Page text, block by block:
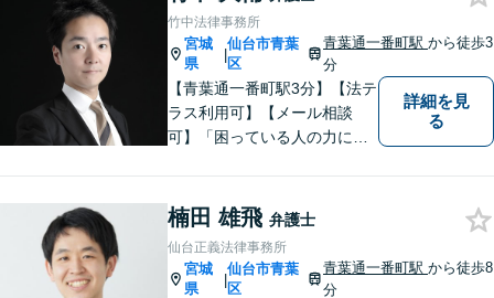
通事故／離婚問題／相続問題
／など】
竹中法律事務所
宮城
県
|
仙台市青葉
区
青葉通一番町駅から徒歩3
分
【青葉通一番町駅3分】【法テ
ラス利用可】【メール相談
可】「困っている人の力にな
ります。 依頼者の思いに寄り
添い、丁寧な対応を心がけて
おりますので、ぜひご相談く
ださい。
詳細を見
る
楠田 雄飛 弁護士
仙台正義法律事務所
宮城
県
|
仙台市青葉
区
青葉通一番町駅から徒歩8
分